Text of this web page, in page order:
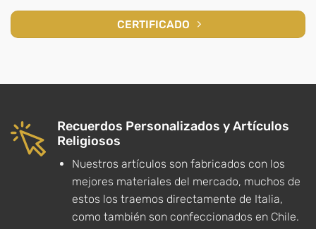
CERTIFICADO
Recuerdos Personalizados y Artículos
Religiosos
Nuestros artículos son fabricados con los
mejores materiales del mercado, muchos de
estos los traemos directamente de Italia,
como también son confeccionados en Chile.